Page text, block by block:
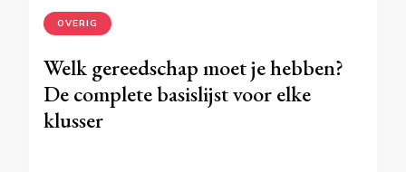
OVERIG
Welk gereedschap moet je hebben?
De complete basislijst voor elke
klusser